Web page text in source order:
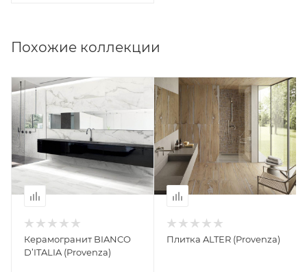
Похожие коллекции
Керамогранит BIANCO
D’ITALIA (Provenza)
Плитка ALTER (Provenza)